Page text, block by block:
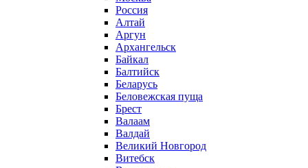
Россия
Алтай
Аргун
Архангельск
Байкал
Балтийск
Беларусь
Беловежская пуща
Брест
Валаам
Валдай
Великий Новгород
Витебск